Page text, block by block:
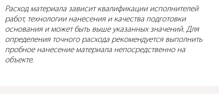
Расход материала зависит квалификации исполнителей
работ, технологии нанесения и качества подготовки
основания и может быть выше указанных значений. Для
определения точного расхода рекомендуется выполнить
пробное нанесение материала непосредственно на
объекте.